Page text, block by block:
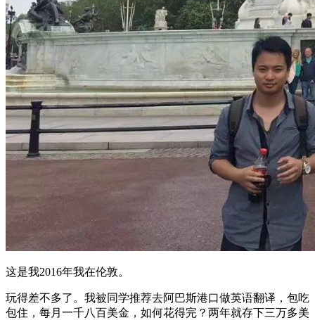
这是我2016年我在伦敦。
玩得差不多了。我被同学推荐去阿巴斯港口做英语翻译，包吃
包住，每月一千八百美金，如何花得完？两年就存下三万多美